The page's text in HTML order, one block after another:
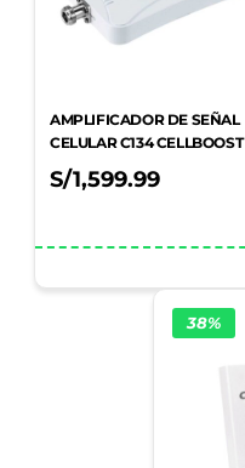
AMPLIFICADOR DE SEÑAL
CELULAR C134 CELLBOOST
S/1,599.99
38%